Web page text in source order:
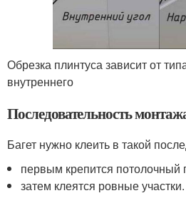
Обрезка плинтуса зависит от
внутреннего
Последовательность
Багет нужно клеить в такой
первым крепится потолочный
затем клеятся ровные участки.